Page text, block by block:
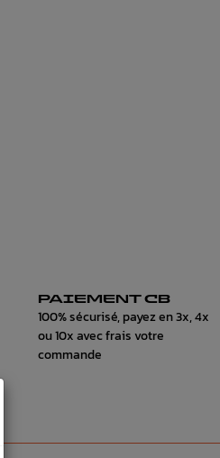
PAIEMENT CB
100% sécurisé, payez en 3x, 4x
ou 10x avec frais votre
commande